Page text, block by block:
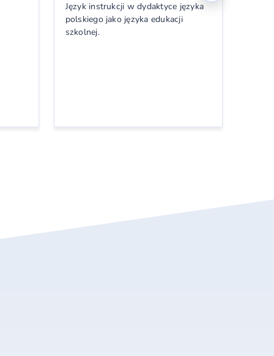
Język instrukcji w dydaktyce języka
polskiego jako języka edukacji
szkolnej.